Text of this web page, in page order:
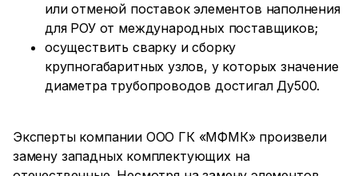
или отменой поставок элементов наполнения
для РОУ от международных поставщиков;
осуществить сварку и сборку
крупногабаритных узлов, у которых значение
диаметра трубопроводов достигал Ду500.
Эксперты компании ООО ГК «МФМК» произвели
замену западных комплектующих на